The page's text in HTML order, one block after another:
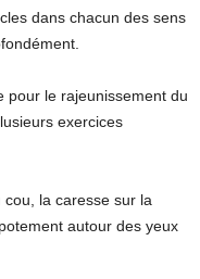
dans chacun des sens
pour le rajeunissement du
exercices
cou, la caresse sur la
autour des yeux